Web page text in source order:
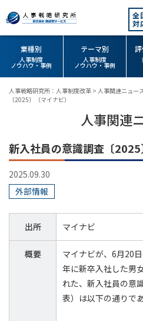
全
対
業種別
人事制度
ノウハウ・事例
テーマ別
人事制度
ノウハウ・事例
人事戦略研究所：人事制度改革 > 人事関連ニュー
〔2025〕（マイナビ）
人事関連
新入社員の意識調査〔2025
2025.09.30
外部情報
出所 マイナビ
概要
マイナビが、6月20
年に新卒入社した男
れた、新入社員の意
表）は以下の通りであ